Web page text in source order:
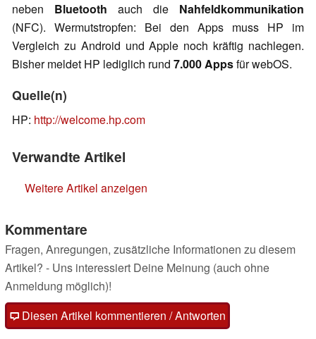
neben Bluetooth auch die Nahfeldkommunikation
(NFC). Wermutstropfen: Bei den Apps muss HP im
Vergleich zu Android und Apple noch kräftig nachlegen.
Bisher meldet HP lediglich rund 7.000 Appsfür webOS.
Quelle(n)
HP: http://welcome.hp.com
Verwandte Artikel
Weitere Artikel anzeigen
Kommentare
Fragen, Anregungen, zusätzliche Informationen zu diesem
Artikel? - Uns interessiert Deine Meinung (auch ohne
Anmeldung möglich)!
Diesen Artikel kommentieren / Antworten